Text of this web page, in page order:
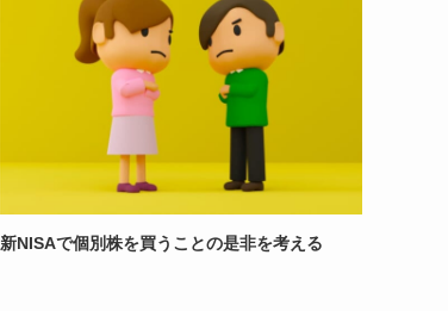
新NISAで個別株を買うことの是非を考える